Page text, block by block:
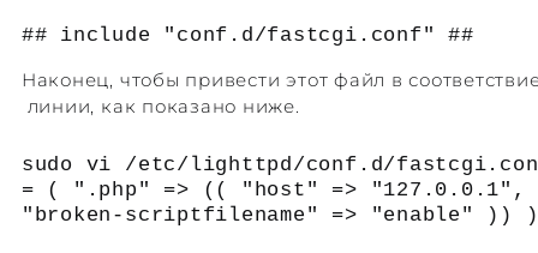
## include "conf.d/fastcgi.conf" ##
Наконец, чтобы привести этот файл в
линии, как показано ниже.
sudo vi /etc/lighttpd/conf.d/
= ( ".php" => (( "host" => "127.0.0.1",
"broken-scriptfilename" => "enable" )) )